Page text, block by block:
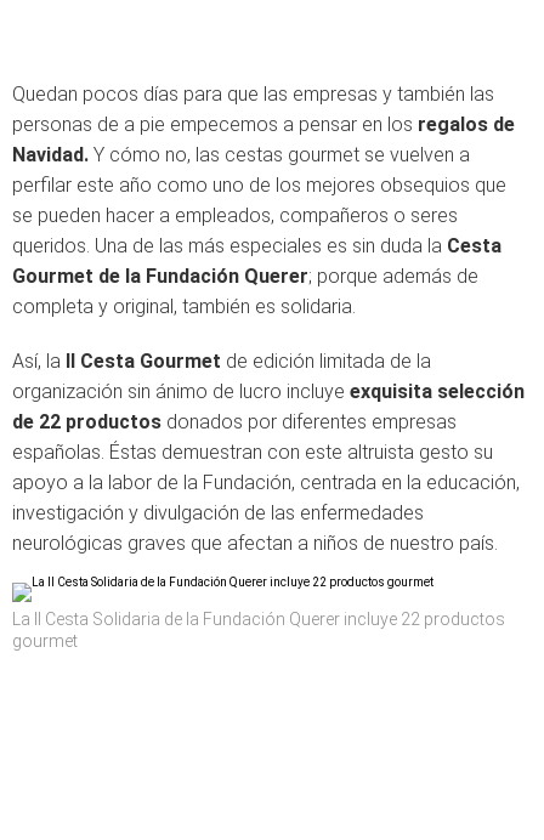
Quedan pocos días para que las empresas y también las
personas de a pie empecemos a pensar en los regalos de
Navidad. Y cómo no, las cestas gourmet se vuelven a
perfilar este año como uno de los mejores obsequios que
se pueden hacer a empleados, compañeros o seres
queridos. Una de las más especiales es sin duda la Cesta
Gourmet de la Fundación Querer; porque además de
completa y original, también es solidaria.
Así, la II Cesta Gourmet de edición limitada de la
organización sin ánimo de lucro incluye exquisita selección
de 22 productos donados por diferentes empresas
españolas. Éstas demuestran con este altruista gesto su
apoyo a la labor de la Fundación, centrada en la educación,
investigación y divulgación de las enfermedades
neurológicas graves que afectan a niños de nuestro país.
La II Cesta Solidaria de la Fundación Querer incluye 22 productos
gourmet